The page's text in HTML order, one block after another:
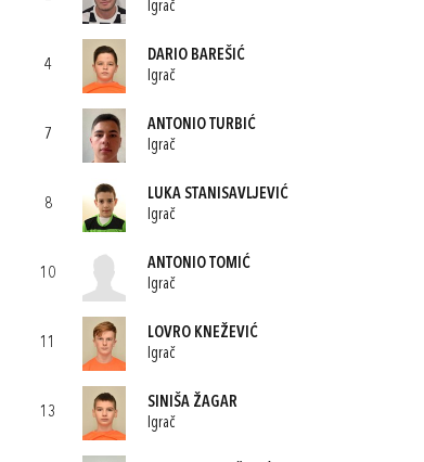
Igrač
4
DARIO BAREŠIĆ
Igrač
7
ANTONIO TURBIĆ
Igrač
8
LUKA STANISAVLJEVIĆ
Igrač
10
ANTONIO TOMIĆ
Igrač
11
LOVRO KNEŽEVIĆ
Igrač
13
SINIŠA ŽAGAR
Igrač